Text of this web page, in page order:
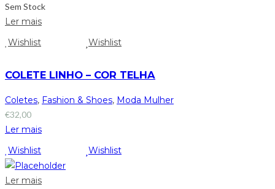
Sem Stock
Ler mais
Wishlist
Wishlist
COLETE LINHO – COR TELHA
Coletes, Fashion & Shoes, Moda Mulher
€32,00
Ler mais
Wishlist
Wishlist
Ler mais